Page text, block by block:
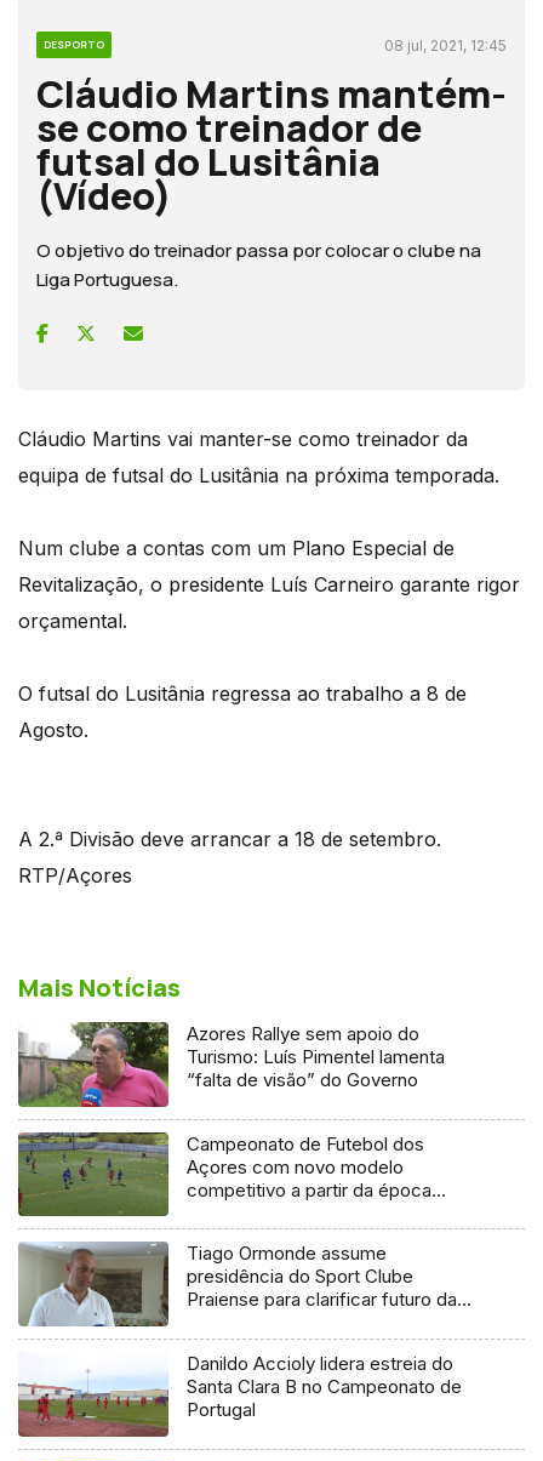
DESPORTO 08 jul, 2021, 12:45
Cláudio Martins mantém-
se como treinador de
futsal do Lusitânia
(Vídeo)
O objetivo do treinador passa por colocar o clube na
Liga Portuguesa.
Cláudio Martins vai manter-se como treinador da
equipa de futsal do Lusitânia na próxima temporada.
Num clube a contas com um Plano Especial de
Revitalização, o presidente Luís Carneiro garante rigor
orçamental.
O futsal do Lusitânia regressa ao trabalho a 8 de
Agosto.
A 2.ª Divisão deve arrancar a 18 de setembro.
RTP/Açores
Mais Notícias
Azores Rallye sem apoio do
Turismo: Luís Pimentel lamenta
“falta de visão” do Governo
Campeonato de Futebol dos
Açores com novo modelo
competitivo a partir da época
Tiago Ormonde assume
presidência do Sport Clube
Praiense para clarificar futuro da
Danildo Accioly lidera estreia do
Santa Clara B no Campeonato de
Portugal